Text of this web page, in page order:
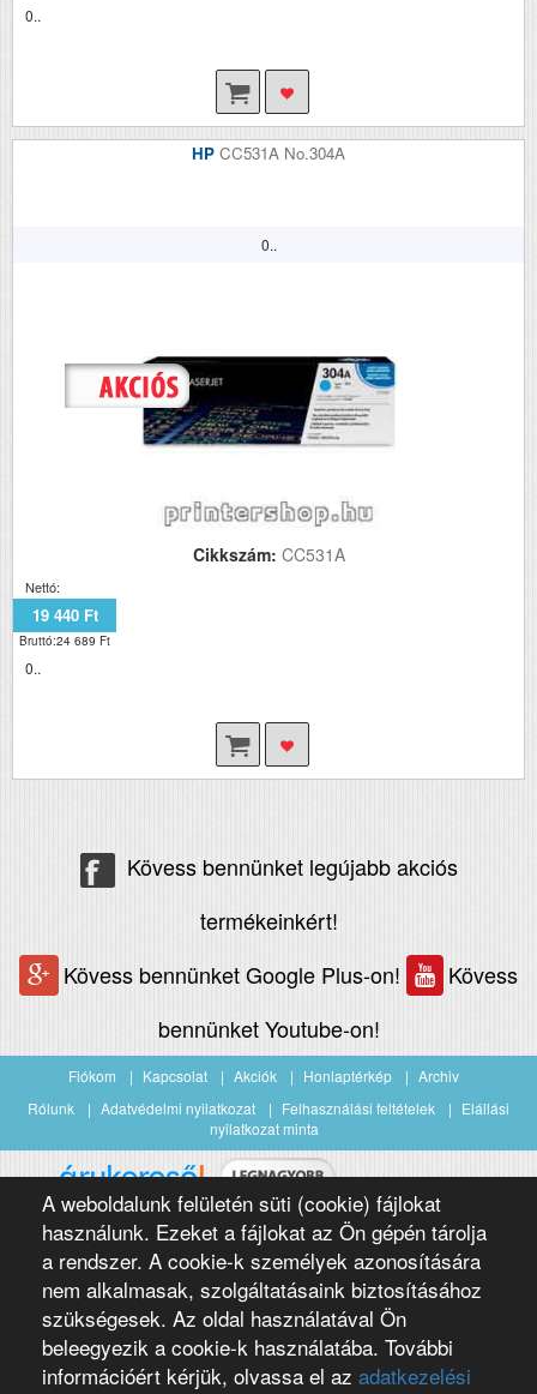
0..
HP CC531A No.304A
0..
Cikkszám: CC531A
Nettó:
19 440 Ft
Bruttó:24 689 Ft
0..
A weboldalunk felületén süti (cookie) fájlokat
használunk. Ezeket a fájlokat az Ön gépén tárolja
a rendszer. A cookie-k személyek azonosítására
nem alkalmasak, szolgáltatásaink biztosításához
szükségesek. Az oldal használatával Ön
beleegyezik a cookie-k használatába. További
információért kérjük, olvassa el az adatkezelési
Kövess bennünket legújabb akciós
termékeinkért!
Kövess bennünket Google Plus-on!
Kövess
bennünket Youtube-on!
Fiókom Kapcsolat Akciók Honlaptérkép
Archiv
Rólunk
Adatvédelmi nyilatkozat Felhasználási feltételek
Elállási
nyilatkozat minta